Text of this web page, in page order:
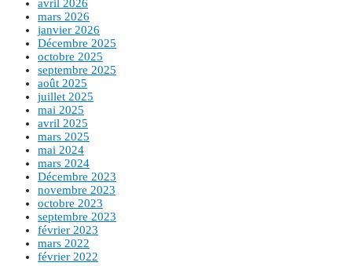
avril 2026
mars 2026
janvier 2026
Décembre 2025
octobre 2025
septembre 2025
août 2025
juillet 2025
mai 2025
avril 2025
mars 2025
mai 2024
mars 2024
Décembre 2023
novembre 2023
octobre 2023
septembre 2023
février 2023
mars 2022
février 2022